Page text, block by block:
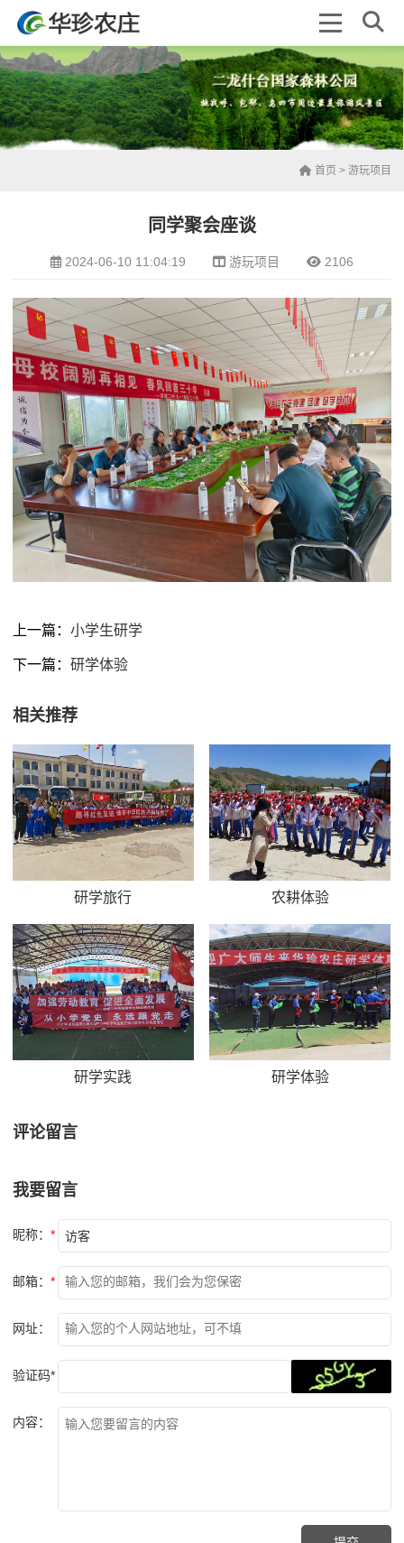
首页 > 游玩项目
同学聚会座谈
2024-06-10 11:04:19 游玩项目 2106
上一篇： 小学生研学
下一篇： 研学体验
相关推荐
研学旅行 农耕体验
研学实践 研学体验
评论留言
我要留言
昵称： *
邮箱： *
网址：
验证码*
内容：